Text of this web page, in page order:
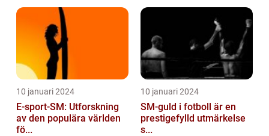
10 januari 2024
E-sport-SM: Utforskning
av den populära världen
fö...
10 januari 2024
SM-guld i fotboll är en
prestigefylld utmärkelse
s...